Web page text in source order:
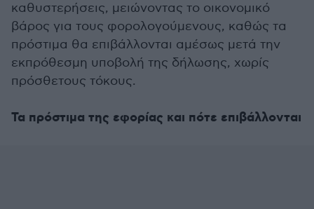
καθυστερήσεις, μειώνοντας το οικονομικό
βάρος για τους φορολογούμενους, καθώς τα
πρόστιμα θα επιβάλλονται αμέσως μετά την
εκπρόθεσμη υποβολή της δήλωσης, χωρίς
πρόσθετους τόκους.
Τα πρόστιμα της εφορίας και πότε επιβάλλονται